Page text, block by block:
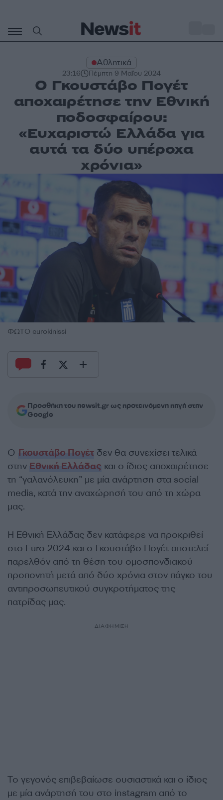
περιεχόμενο
Αθλητικά
23:16 Πέμπτη 9 Μαΐου 2024
Ο Γκουστάβο Πογέτ
αποχαιρέτησε την Εθνική
ποδοσφαίρου:
«Ευχαριστώ Ελλάδα για
αυτά τα δύο υπέροχα
χρόνια»
ΦΩΤΟ eurokinissi
Προσθήκη του newsit.gr ως προτεινόμενη πηγή στην
Google
Ο Γκουστάβο Πογέτ δεν θα συνεχίσει τελικά
στην Εθνική Ελλάδας και ο ίδιος αποχαιρέτησε
τη “γαλανόλευκη” με μία ανάρτηση στα social
media, κατά την αναχώρησή του από τη χώρα
μας.
Η Εθνική Ελλάδας δεν κατάφερε να προκριθεί
στο Euro 2024 και ο Γκουστάβο Πογέτ αποτελεί
παρελθόν από τη θέση του ομοσπονδιακού
προπονητή μετά από δύο χρόνια στον πάγκο του
αντιπροσωπευτικού συγκροτήματος της
πατρίδας μας.
ΔΙΑΦΗΜΙΣΗ
Το γεγονός επιβεβαίωσε ουσιαστικά και ο ίδιος
με μία ανάρτησή του στο instagram από το